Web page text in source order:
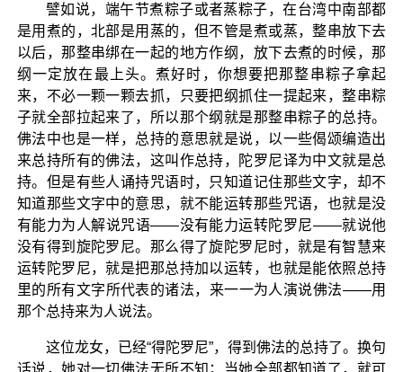
譬如说，端午节煮粽子或者蒸粽子，在台湾中南部都
是用煮的，北部是用蒸的，但不管是煮或蒸，整串放下去
以后，那整串绑在一起的地方作纲，放下去煮的时候，那
纲一定放在最上头。煮好时，你想要把那整串粽子拿起
来，不必一颗一颗去抓，只要把纲抓住一提起来，整串粽
子就全部拉起来了，所以那个纲就是那整串粽子的总持。
佛法中也是一样，总持的意思就是说，以一些偈颂编造出
来总持所有的佛法，这叫作总持，陀罗尼译为中文就是总
持。但是有些人诵持咒语时，只知道记住那些文字，却不
知道那些文字中的意思，就不能运转那些咒语，也就是没
有能力为人解说咒语——没有能力运转陀罗尼——就说他
没有得到旋陀罗尼。那么得了旋陀罗尼时，就是有智慧来
运转陀罗尼，就是把那总持加以运转，也就是能依照总持
里的所有文字所代表的诸法，来一一为人演说佛法——用
那个总持来为人说法。
这位龙女，已经“得陀罗尼”，得到佛法的总持了。换句
话说，她对一切佛法无所不知；当她全部都知道了，就可